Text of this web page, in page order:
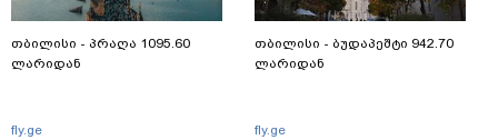
თბილისი - პრაღა 1095.60
ლარიდან
fly.ge
თბილისი - ბუდაპეშტი 942.70
ლარიდან
fly.ge